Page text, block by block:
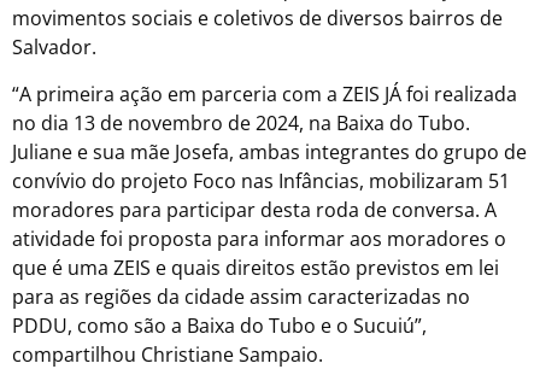
movimentos sociais e coletivos de diversos bairros de
Salvador.
“A primeira ação em parceria com a ZEIS JÁ foi realizada
no dia 13 de novembro de 2024, na Baixa do Tubo.
Juliane e sua mãe Josefa, ambas integrantes do grupo de
convívio do projeto Foco nas Infâncias, mobilizaram 51
moradores para participar desta roda de conversa. A
atividade foi proposta para informar aos moradores o
que é uma ZEIS e quais direitos estão previstos em lei
para as regiões da cidade assim caracterizadas no
PDDU, como são a Baixa do Tubo e o Sucuiú”,
compartilhou Christiane Sampaio.